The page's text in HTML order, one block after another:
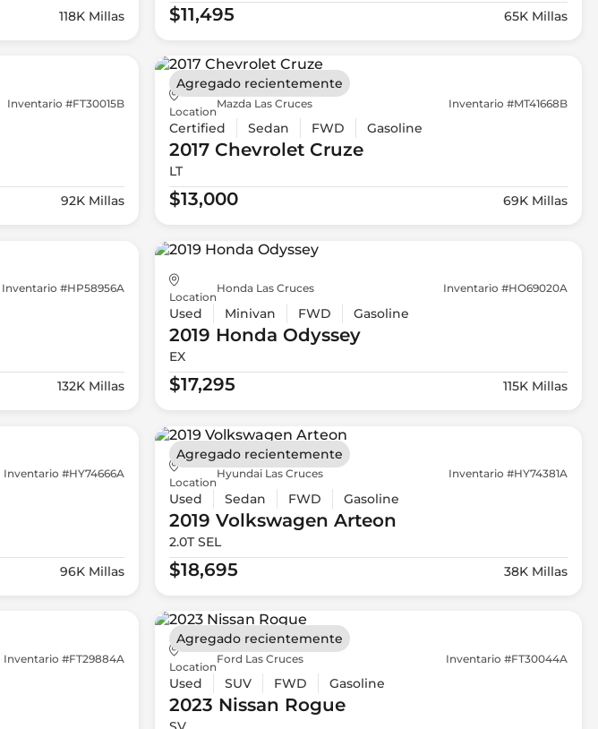
118K Millas $11,495 65K Millas
Inventario #FT30015B
92K Millas
Location
Mazda Las Cruces Inventario #MT41668B
Certified Sedan FWD Gasoline
2017 ChevroletCruze
LT
$13,000 69K Millas
Agregado recientemente
Inventario #HP58956A
132K Millas
Location
Honda Las Cruces Inventario #HO69020A
Used Minivan FWD Gasoline
2019 Honda Odyssey
EX
$17,295 115K Millas
Inventario #HY74666A
96K Millas
Location
Hyundai Las Cruces Inventario #HY74381A
Used Sedan FWD Gasoline
2019 Volkswagen Arteon
2.0T SEL
$18,695 38K Millas
Agregado recientemente
Inventario #FT29884A
Location
Ford Las Cruces Inventario #FT30044A
Used SUV FWD Gasoline
2023 Nissan Rogue
Agregado recientemente